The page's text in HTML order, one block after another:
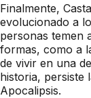
Finalmente,
evolucionado a
personas temen
formas, como a
de vivir en una
historia, persiste
Apocalipsis.